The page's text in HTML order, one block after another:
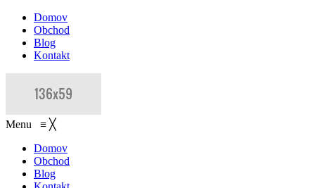
Domov
Obchod
Blog
Kontakt
Menu ≡ ╳
Domov
Obchod
Blog